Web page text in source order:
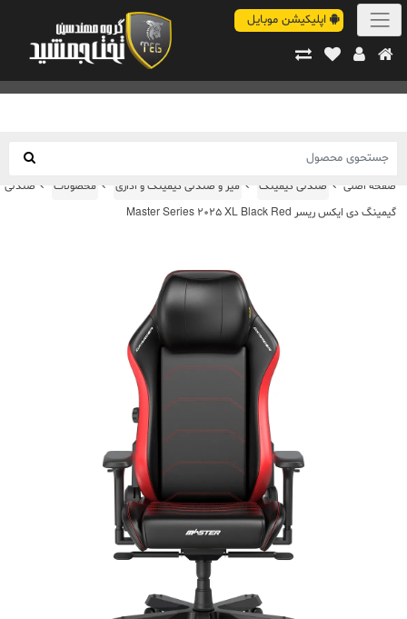
اپلیکیشن موبایل
صفحه اصلی محصولات میز و صندلی گیمینگ و اداری صندلی گیمینگ
صندلی
گیمینگ دی ایکس ریسر Master Series 2025 XL Black Red